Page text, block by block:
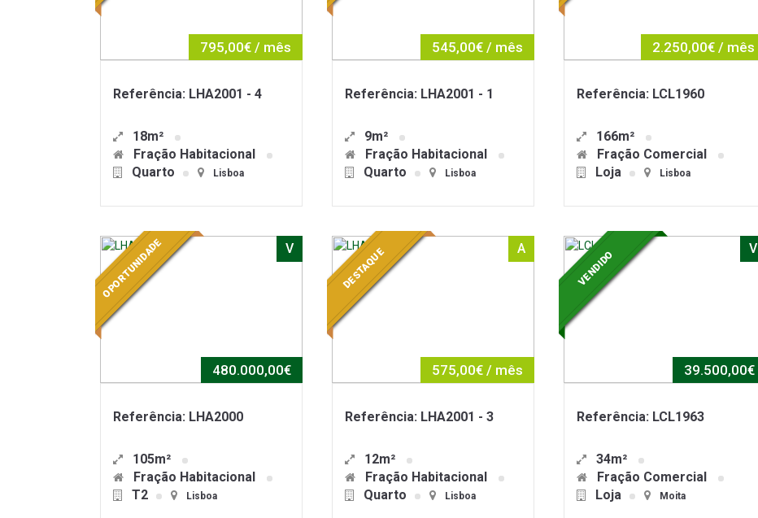
795,00€ / mês
Referência: LHA2001 - 4
18m²
Fração Habitacional
Quarto
Lisboa
545,00€ / mês
Referência: LHA2001 - 1
9m²
Fração Habitacional
Quarto
Lisboa
2.250,00€ / mês
Referência: LCL1960
166m²
Fração Comercial
Loja
Lisboa
V
480.000,00€
OPORTUNIDADE
Referência: LHA2000
105m²
Fração Habitacional
T2
Lisboa
A
575,00€ / mês
DESTAQUE
Referência: LHA2001 - 3
12m²
Fração Habitacional
Quarto
Lisboa
V
39.500,00€
VENDIDO
Referência: LCL1963
34m²
Fração Comercial
Loja
Moita